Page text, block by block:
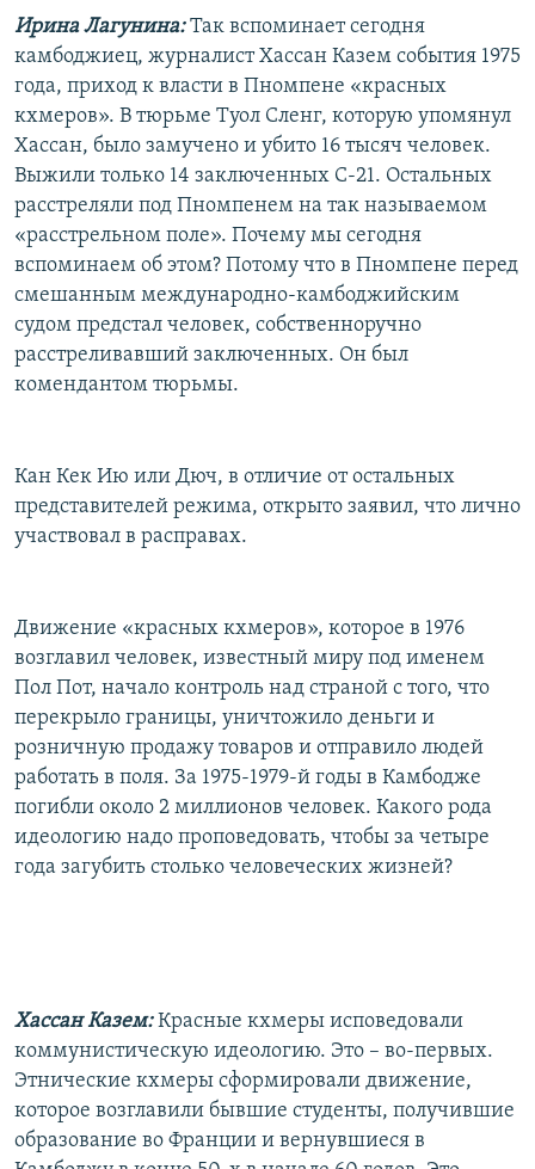
Ирина Лагунина:Так вспоминает сегодня
камбоджиец, журналист Хассан Казем события 1975
года, приход к власти в Пномпене «красных
кхмеров». В тюрьме Туол Сленг, которую упомянул
Хассан, было замучено и убито 16 тысяч человек.
Выжили только 14 заключенных С-21. Остальных
расстреляли под Пномпенем на так называемом
«расстрельном поле». Почему мы сегодня
вспоминаем об этом? Потому что в Пномпене перед
смешанным международно-камбоджийским
судом предстал человек, собственноручно
расстреливавший заключенных. Он был
комендантом тюрьмы.
Кан Кек Ию или Дюч, в отличие от остальных
представителей режима, открыто заявил, что лично
участвовал в расправах.
Движение «красных кхмеров», которое в 1976
возглавил человек, известный миру под именем
Пол Пот, начало контроль над страной с того, что
перекрыло границы, уничтожило деньги и
розничную продажу товаров и отправило людей
работать в поля. За 1975-1979-й годы в Камбодже
погибли около 2 миллионов человек. Какого рода
идеологию надо проповедовать, чтобы за четыре
года загубить столько человеческих жизней?
Хассан Казем:Красные кхмеры исповедовали
коммунистическую идеологию. Это – во-первых.
Этнические кхмеры сформировали движение,
которое возглавили бывшие студенты, получившие
образование во Франции и вернувшиеся в